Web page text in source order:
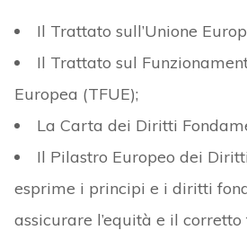
Il Trattato sull’Unione
Il Trattato sul
Europea (TFUE);
La Carta dei Diritti
Il Pilastro Europeo dei
esprime i principi e i diritti
assicurare l’equità e il